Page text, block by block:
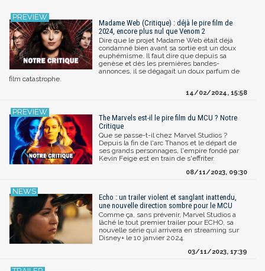
Madame Web (Critique) : déjà le pire film de
2024, encore plus nul que Venom 2
Dire que le projet Madame Web était déjà
condamné bien avant sa sortie est un doux
euphémisme. Il faut dire que depuis sa
genèse et dès les premières bandes-
annonces, il se dégagait un doux parfum de
film catastrophe.
14/02/2024, 15:58
The Marvels est-il le pire film du MCU ? Notre
Critique
Que se passe-t-il chez Marvel Studios ?
Depuis la fin de l'arc Thanos et le départ de
ses grands personnages, l'empire fondé par
Kevin Feige est en train de s'effriter.
08/11/2023, 09:30
Echo : un trailer violent et sanglant inattendu,
une nouvelle direction sombre pour le MCU
Comme ça, sans prévenir, Marvel Studios a
lâché le tout premier trailer pour ECHO, sa
nouvelle série qui arrivera en streaming sur
Disney+ le 10 janvier 2024.
03/11/2023, 17:39